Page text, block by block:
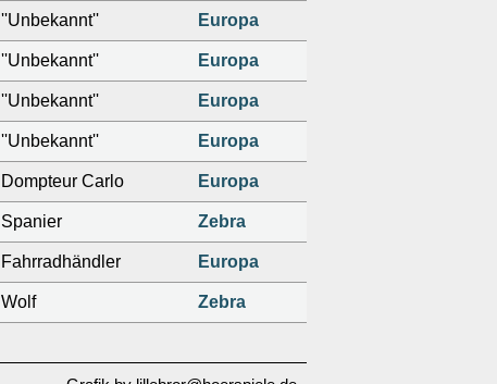
''Unbekannt'' Europa
''Unbekannt'' Europa
''Unbekannt'' Europa
''Unbekannt'' Europa
Dompteur Carlo Europa
Spanier Zebra
Fahrradhändler Europa
Wolf Zebra